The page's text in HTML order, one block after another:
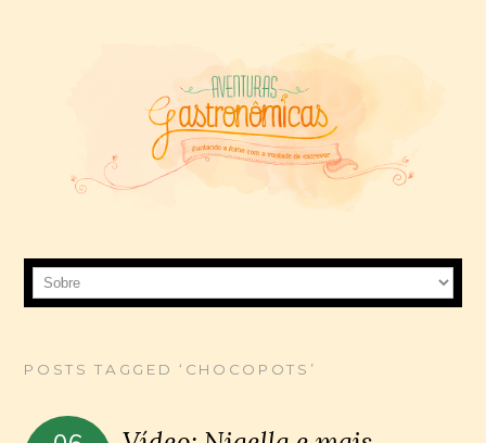
POSTS TAGGED ‘CHOCOPOTS’